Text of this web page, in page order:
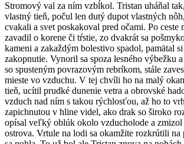
Stromový val za ním vzbĺkol. Tristan uháňal
vlastný tieň, počul len dutý dupot vlastných
cvakali a svet poskakoval pred očami. Po
zavadil o korene či tŕstie, zo dvakrát sa
kameni a zakaždým bolestivo spadol, pamätal
zakopnutie. Vynoril sa spoza lesného výbežku
so spusteným povrazovým rebríkom, stále
mieste vo vzduchu. V tej chvíli ho na malý
tieň, ucítil prudké dunenie vetra a obrovské
vzduch nad ním s takou rýchlosťou, až ho to
zapichnutou v hline videl, ako drak so široko
opísal veľký oblúk okolo vzducholode a zmizol
ostrova. Vrtule na lodi sa okamžite rozkrútili